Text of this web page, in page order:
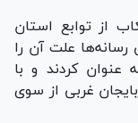
از توابع استان
رسانه‌ها علت آن را
عنوان کردند و با
غربی از سوی